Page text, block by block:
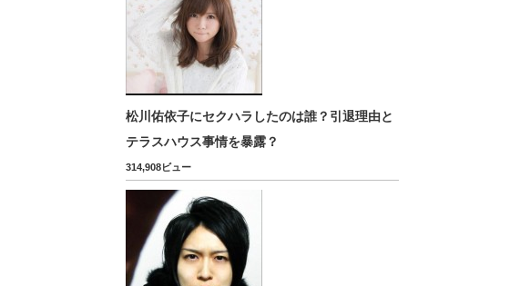
松川佑依子にセクハラしたのは誰？引退理由と
テラスハウス事情を暴露？
314,908ビュー